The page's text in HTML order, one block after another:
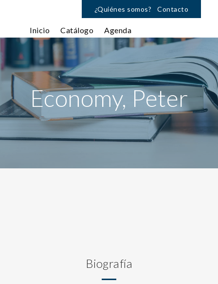
¿Quiénes somos? Contacto
Inicio Catálogo Agenda
Economy, Peter
Biografía